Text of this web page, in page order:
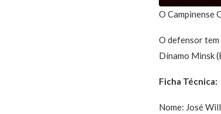
O Campinense
O defensor tem
Dínamo Minsk
Ficha Técnica:
Nome: José